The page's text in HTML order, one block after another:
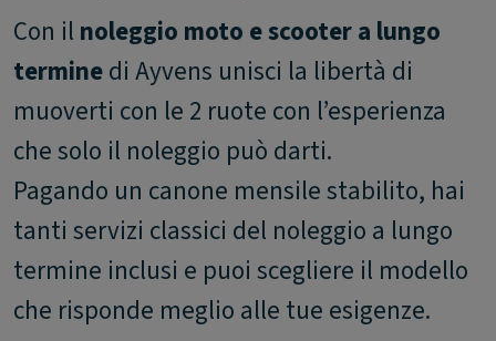
Con il noleggio moto e scooter a lungo
terminedi Ayvens unisci la libertà di
muoverti con le 2 ruote con l’esperienza
che solo il noleggio può darti.
Pagando un canone mensile stabilito, hai
tanti servizi classici del noleggio a lungo
termine inclusi e puoi scegliere il modello
che risponde meglio alle tue esigenze.